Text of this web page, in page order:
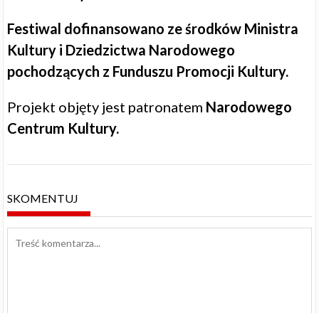
Festiwal dofinansowano ze środków Ministra
Kultury i Dziedzictwa Narodowego
pochodzących z Funduszu Promocji Kultury.
Projekt objęty jest patronatem Narodowego
Centrum Kultury.
SKOMENTUJ